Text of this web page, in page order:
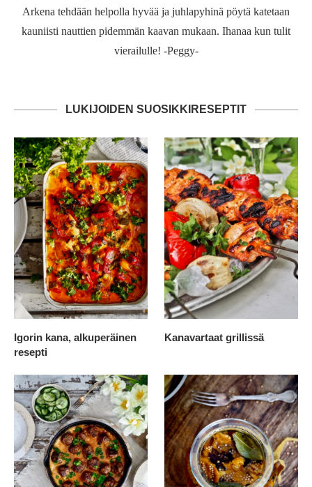
Arkena tehdään helpolla hyvää ja juhlapyhinä pöytä katetaan
kauniisti nauttien pidemmän kaavan mukaan. Ihanaa kun tulit
vierailulle! -Peggy-
LUKIJOIDEN SUOSIKKIRESEPTIT
Igorin kana, alkuperäinen
resepti
Kanavartaat grillissä